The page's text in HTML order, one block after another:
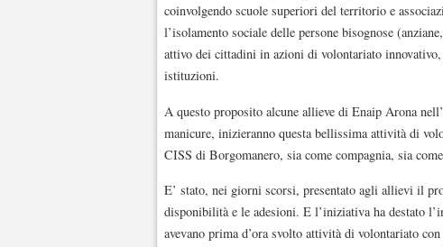
coinvolgendo scuole superiori del territorio e
l’isolamento sociale delle persone bisognose
attivo dei cittadini in azioni di volontariato
istituzioni.
A questo proposito alcune allieve di Enaip Arona
manicure, inizieranno questa bellissima attività di
CISS di Borgomanero, sia come compagnia, sia
E’ stato, nei giorni scorsi, presentato agli allievi il
disponibilità e le adesioni. E l’iniziativa ha destato
avevano prima d’ora svolto attività di volontariato con